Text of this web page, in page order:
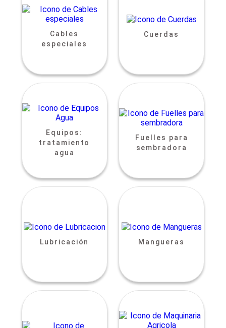
Cables
especiales
Cuerdas
Equipos:
tratamiento
agua
Fuelles para
sembradora
Lubricación Mangueras